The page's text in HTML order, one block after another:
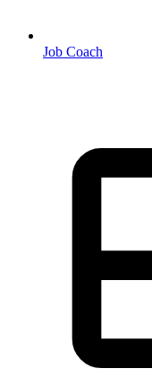
Job Coach